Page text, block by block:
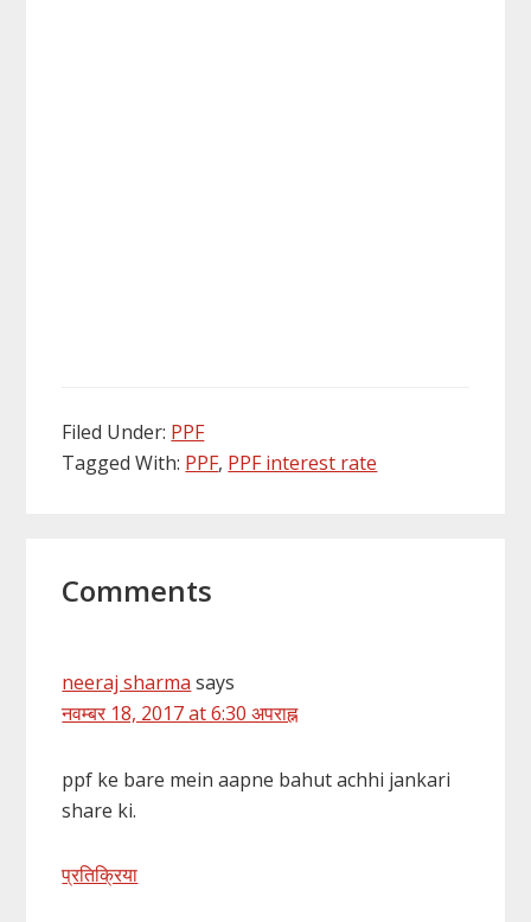
Filed Under: PPF
Tagged With: PPF, PPF interest rate
Interactions
Comments
neeraj sharma says
नवम्बर 18, 2017 at 6:30 अपराह्न
ppf ke bare mein aapne bahut achhi jankari
share ki.
प्रतिक्रिया